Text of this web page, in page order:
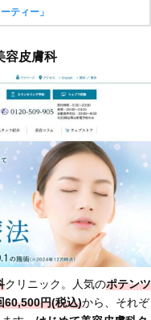
ティー」
容皮膚科
クリニック。人気のポテンツ
60,500円(税込)から、それぞ